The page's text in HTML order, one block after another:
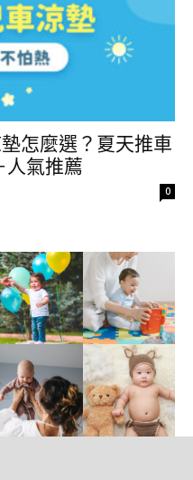
怎麼選？夏天推車
人氣推薦
0